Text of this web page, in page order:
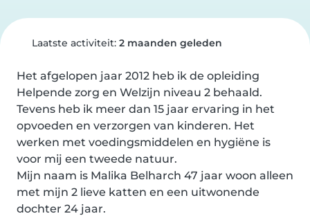
Laatste activiteit: 2 maanden geleden
Het afgelopen jaar 2012 heb ik de opleiding
Helpende zorg en Welzijn niveau 2 behaald.
Tevens heb ik meer dan 15 jaar ervaring in het
opvoeden en verzorgen van kinderen. Het
werken met voedingsmiddelen en hygiëne is
voor mij een tweede natuur.
Mijn naam is Malika Belharch 47 jaar woon alleen
met mijn 2 lieve katten en een uitwonende
dochter 24 jaar.